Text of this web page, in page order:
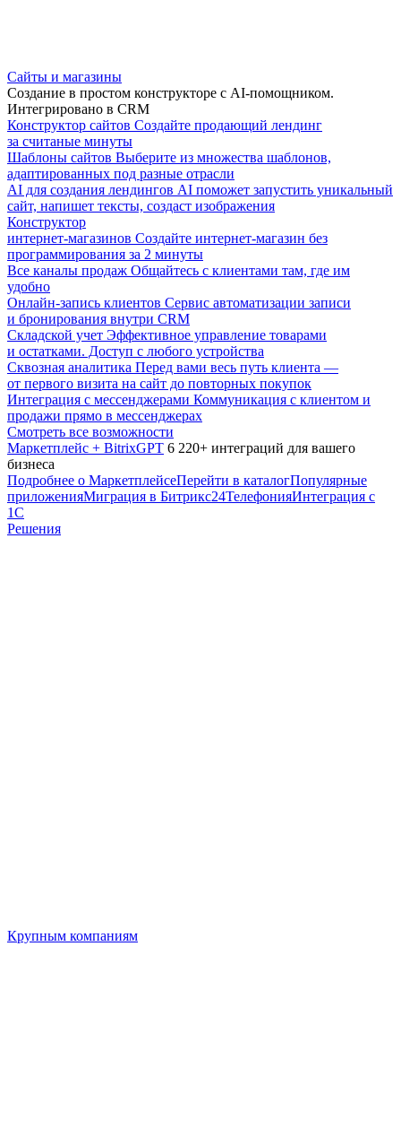
Сайты и магазины
Создание в простом конструкторе с AI-помощником.
Интегрировано в CRM
Конструктор сайтов Создайте продающий лендинг
за считаные минуты
Шаблоны сайтов Выберите из множества шаблонов,
адаптированных под разные отрасли
AI для создания лендингов AI поможет запустить уникальный
сайт, напишет тексты, создаст изображения
Конструктор
интернет-магазинов Создайте интернет-магазин без
программирования за 2 минуты
Все каналы продаж Общайтесь с клиентами там, где им
удобно
Онлайн-запись клиентов Сервис автоматизации записи
и бронирования внутри CRM
Складской учет Эффективное управление товарами
и остатками. Доступ с любого устройства
Сквозная аналитика Перед вами весь путь клиента —
от первого визита на сайт до повторных покупок
Интеграция с мессенджерами Коммуникация с клиентом и
продажи прямо в мессенджерах
Смотреть все возможности
Маркетплейс + BitrixGPT 6 220+ интеграций для вашего
бизнеса
Подробнее о МаркетплейсеПерейти в каталогПопулярные
приложенияМиграция в Битрикс24ТелефонияИнтеграция с
1С
Решения
Крупным компаниям